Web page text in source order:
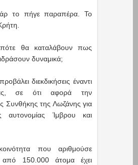
το πήγε παραπέρα. Το
θα καταλάβουν πως
δυναμικά;
διεκδικήσεις έναντι
σε ότι αφορά την
Συνθήκης της Λωζάνης για
αυτονομίας Ίμβρου και
που αριθμούσε
από 150.000 άτομα έχει